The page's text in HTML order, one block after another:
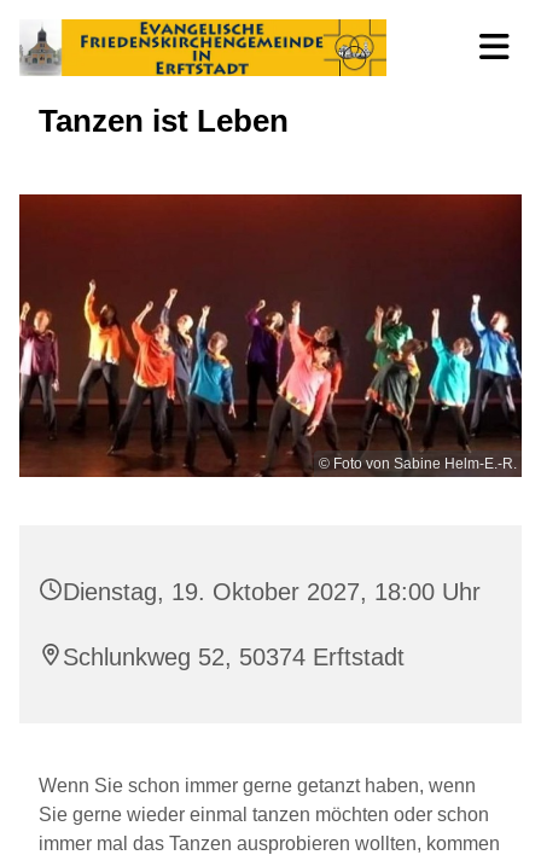
Tanzen ist Leben
© Foto von Sabine Helm-E.-R.
Dienstag, 19. Oktober 2027, 18:00 Uhr
Schlunkweg 52, 50374 Erftstadt
Wenn Sie schon immer gerne getanzt haben, wenn
Sie gerne wieder einmal tanzen möchten oder schon
immer mal das Tanzen ausprobieren wollten, kommen